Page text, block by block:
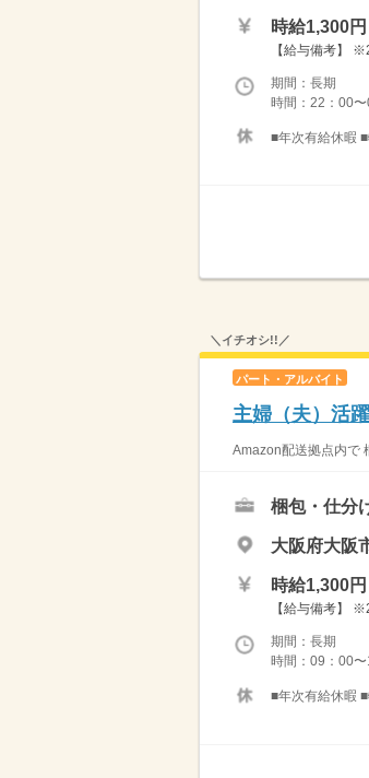
時給1,300
【給与備考】
期間：長期
時間：22：00
■年次有給休暇
＼イチオシ!!／
パート・アルバイト
主婦（夫）活
Amazon配送拠点内で
梱包・仕分
大阪府大阪
時給1,300
【給与備考】
期間：長期
時間：09：00
■年次有給休暇